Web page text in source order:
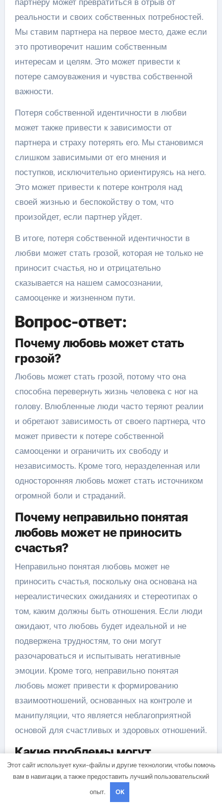
реальности и своих собственных потребностей.
Мы ставим партнера на первое место, даже если
это противоречит нашим собственным
интересам и целям. Это может привести к
потере самоуважения и чувства собственной
важности.
Потеря собственной идентичности в любви
может также привести к зависимости от
партнера и страху потерять его. Мы становимся
слишком зависимыми от его мнения и
поступков, исключительно ориентируясь на него.
Это может привести к потере контроля над
своей жизнью и беспокойству о том, что
произойдет, если партнер уйдет.
В итоге, потеря собственной идентичности в
любви может стать грозой, которая не только не
приносит счастья, но и отрицательно
сказывается на нашем самосознании,
самооценке и жизненном пути.
Вопрос-ответ:
Почему любовь может стать
грозой?
Любовь может стать грозой, потому что она
способна перевернуть жизнь человека с ног на
голову. Влюбленные люди часто теряют реалии
и обретают зависимость от своего партнера, что
может привести к потере собственной
самооценки и ограничить их свободу и
независимость. Кроме того, неразделенная или
односторонняя любовь может стать источником
огромной боли и страданий.
Почему неправильно понятая
любовь может не приносить
счастья?
Неправильно понятая любовь может не
приносить счастья, поскольку она основана на
нереалистических ожиданиях и стереотипах о
том, каким должны быть отношения. Если люди
ожидают, что любовь будет идеальной и не
подвержена трудностям, то они могут
разочароваться и испытывать негативные
эмоции. Кроме того, неправильно понятая
любовь может привести к формированию
взаимоотношений, основанных на контроле и
манипуляции, что является неблагоприятной
основой для счастливых и здоровых отношений.
Какие проблемы могут
возникнуть в результате
зависимости от любви?
Зависимость от любви может привести к
Этот сайт использует куки-файлы и другие технологии, чтобы помочь
вам в навигации, а также предоставить лучший пользовательский
опыт.
OK